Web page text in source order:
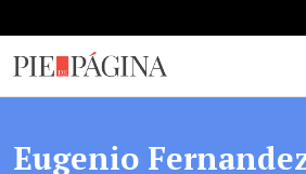
Eugenio